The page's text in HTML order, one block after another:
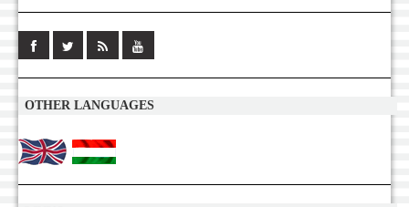
OTHER LANGUAGES